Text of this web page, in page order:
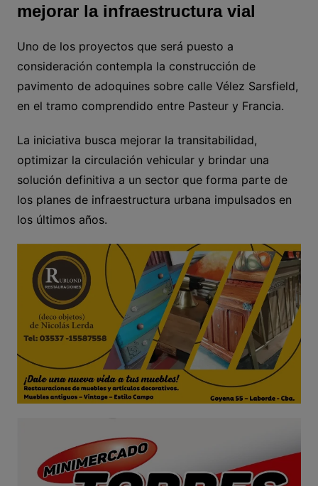
mejorar la infraestructura vial
Uno de los proyectos que será puesto a
consideración contempla la construcción de
pavimento de adoquines sobre calle Vélez Sarsfield,
en el tramo comprendido entre Pasteur y Francia.
La iniciativa busca mejorar la transitabilidad,
optimizar la circulación vehicular y brindar una
solución definitiva a un sector que forma parte de
los planes de infraestructura urbana impulsados en
los últimos años.